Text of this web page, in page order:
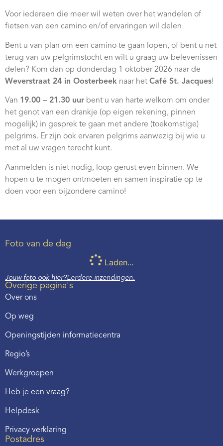
Contact
Voor iedereen die meer wil weten over het wandelen of
fietsen van een camino en/of ervaringen wil delen
Bent u van plan om een camino te gaan lopen, of bent u net
terug van uw pelgrimstocht en wilt u graag uw belevenissen
delen? Kom dan op donderdag 1 oktober 2026 naar de
Weverstraat 24 in Oosterbeek naar het Café St. Jacques!
Van 19.00 – 21.30 uur bent u van harte welkom om onder
het genot van een drankje (op eigen rekening, pinnen
mogelijk) in gesprek te gaan met andere (toekomstige)
pelgrims. Er zijn ook ervaren pelgrims aanwezig bij wie u
met al uw vragen terecht kunt.
Aanmelden is niet nodig, loop gerust even binnen. We
hopen u te mogen ontmoeten en samen inspiratie op te
doen voor een bijzondere camino!
Foto van de dag
Laden...
Jouw foto ook hier?Eerdere inzendingen.
Overige pagina's
Over ons
Op weg
Openingstijden informatiecentra
Regio’s
Werkgroepen
Heb je een vraag?
Helpdesk
Privacy verklaring
Postadres